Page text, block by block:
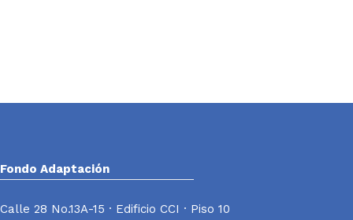
Fondo Adaptación
Calle 28 No.13A-15 · Edificio CCI · Piso 10